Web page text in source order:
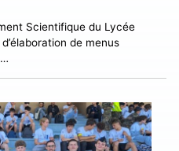
Scientifique du Lycée
de menus